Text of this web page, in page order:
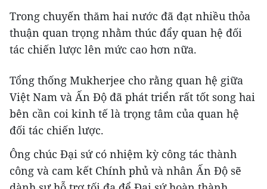
Trong chuyến thăm hai nước đã đạt nhiều thỏa
thuận quan trọng nhằm thúc đẩy quan hệ đối
tác chiến lược lên mức cao hơn nữa.
Tổng thống Mukherjee cho rằng quan hệ giữa
Việt Nam và Ấn Độ đã phát triển rất tốt song hai
bên cần coi kinh tế là trọng tâm của quan hệ
đối tác chiến lược.
Ông chúc Đại sứ có nhiệm kỳ công tác thành
công và cam kết Chính phủ và nhân Ấn Độ sẽ